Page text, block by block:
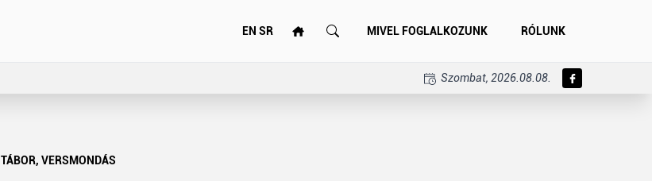
EN SR MIVEL FOGLALKOZUNK RÓLUNK
Szombat, 2026.08.08.
TÁBOR, VERSMONDÁS